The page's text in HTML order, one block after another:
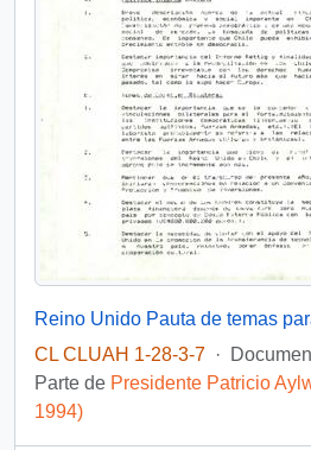
CL CLUAH 1-28-3-7 ·
Parte de Presidente Patricio
1994)